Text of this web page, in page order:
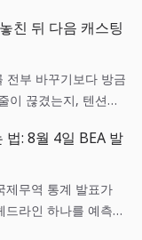
. 친 뒤 다음 캐스팅
전부 바꾸기보다 방금
이 끊겼는지, 텐션이
: 8월 4일 BEA 발
제무역 통계 발표가
라인 하나를 예측하